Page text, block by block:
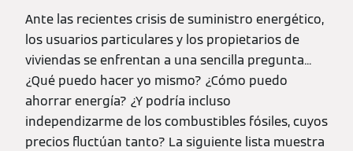
Ante las recientes crisis de suministro energético,
los usuarios particulares y los propietarios de
viviendas se enfrentan a una sencilla pregunta...
¿Qué puedo hacer yo mismo? ¿Cómo puedo
ahorrar energía? ¿Y podría incluso
independizarme de los combustibles fósiles, cuyos
precios fluctúan tanto? La siguiente lista muestra